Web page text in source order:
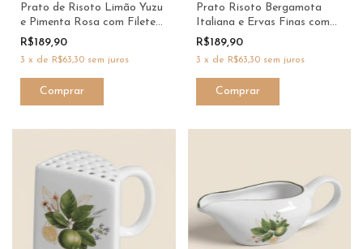
Prato de Risoto Limão Yuzu
e Pimenta Rosa com Filete
Verde MasterChef - Scalla &
Dani Fernandes
R$189,90
3 x de R$63,30 sem juros
Prato Risoto Bergamota
Italiana e Ervas Finas com
Filete Verde MasterChef -
Scalla & Dani Fernandes
R$189,90
3 x de R$63,30 sem juros